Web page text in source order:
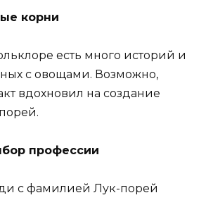
корни
есть много историй и
с овощами. Возможно,
вдохновил на создание
профессии
с фамилией Лук-порей